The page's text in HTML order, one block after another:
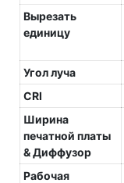
Вырезать
единицу
Угол луча
CRI
Ширина
печатной платы
& Диффузор
Рабочая